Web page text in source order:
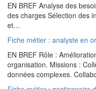
EN BREF Analyse des
des charges Sélection des
et…
Fiche métier : analyste en
EN BREF Rôle :
organisation. Missions :
données complexes.